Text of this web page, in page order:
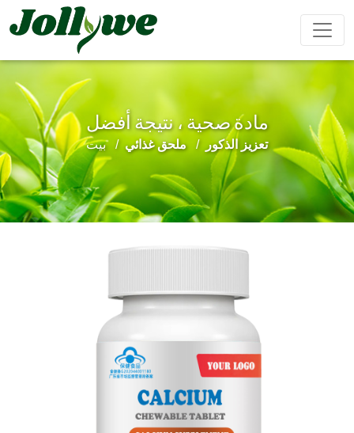
تخفيف
الإمساك
مكمل
غذائي
لإنقاص
الوزن
مكملات
تحسين
المناعة
تعزيز
الذكور
تحسين
مكملات
للأطفال
لزيادة
الوزن
حبوب كبسولات مشروب بودرة
مادة صحية ، نتيجة أفضل
بيت ملحق غذائي تعزيز الذكور